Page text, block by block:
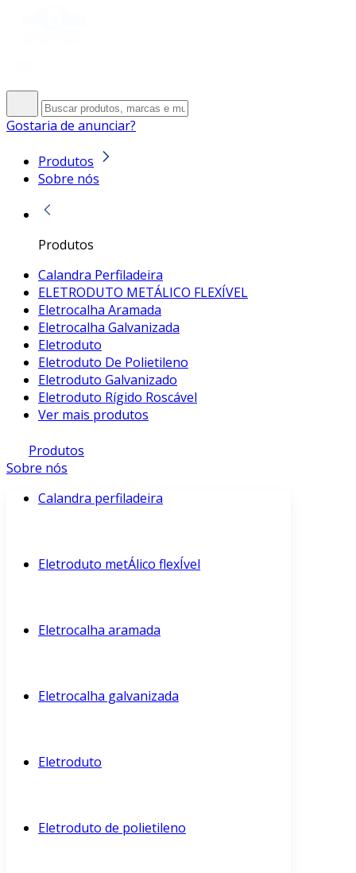
Gostaria de anunciar?
Produtos
Sobre nós
Produtos
Calandra Perfiladeira
ELETRODUTO METÁLICO FLEXÍVEL
Eletrocalha Aramada
Eletrocalha Galvanizada
Eletroduto
Eletroduto De Polietileno
Eletroduto Galvanizado
Eletroduto Rígido Roscável
Ver mais produtos
Produtos
Sobre nós
Calandra perfiladeira
Eletroduto metÁlico flexÍvel
Eletrocalha aramada
Eletrocalha galvanizada
Eletroduto
Eletroduto de polietileno